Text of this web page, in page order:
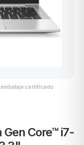
certificado
Core™ i7-